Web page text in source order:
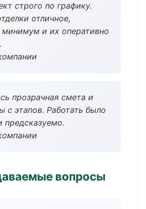
строго по графику.
отличное,
минимум и их оперативно
прозрачная смета и
с этапов. Работать было
предсказуемо.
вопросы